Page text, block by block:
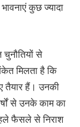
कुछ ज्यादा
से
मिलता है कि
तैयार हैं। उनकी
से उनके काम का
फैसले से निराश